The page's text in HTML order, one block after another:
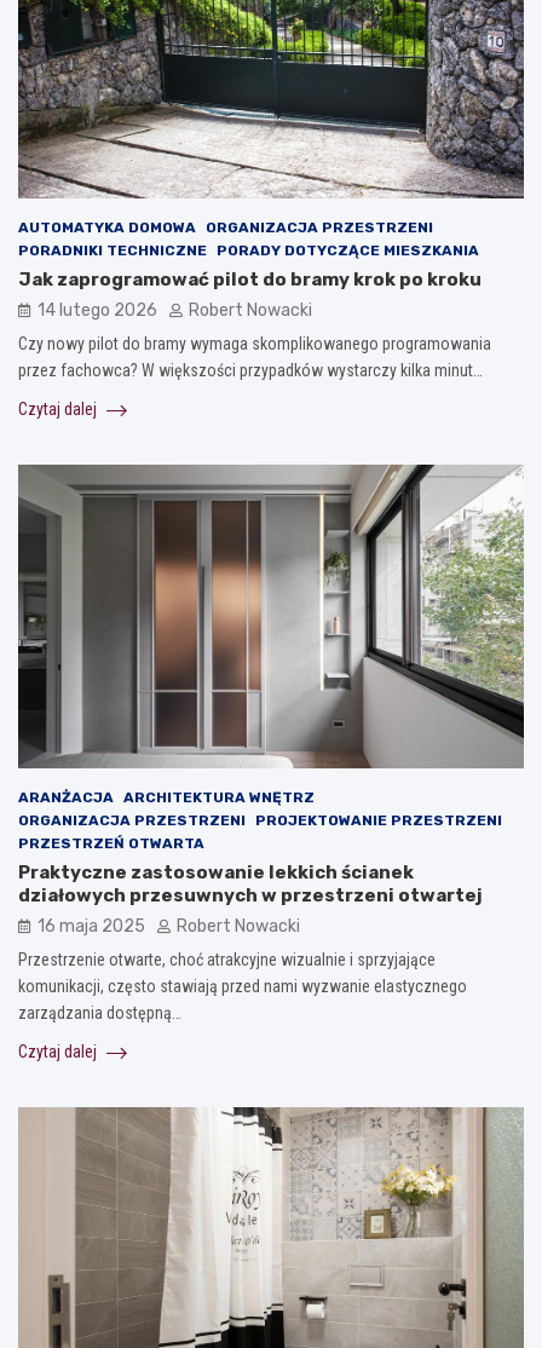
AUTOMATYKA DOMOWA
ORGANIZACJA PRZESTRZENI
PORADNIKI TECHNICZNE
PORADY DOTYCZĄCE MIESZKANIA
Jak zaprogramować pilot do bramy krok po kroku
14 lutego 2026 Robert Nowacki
Czy nowy pilot do bramy wymaga skomplikowanego programowania
przez fachowca? W większości przypadków wystarczy kilka minut…
Czytaj dalej
ARANŻACJA ARCHITEKTURA WNĘTRZ
ORGANIZACJA PRZESTRZENI
PROJEKTOWANIE PRZESTRZENI
PRZESTRZEŃ OTWARTA
Praktyczne zastosowanie lekkich ścianek
działowych przesuwnych w przestrzeni otwartej
16 maja 2025 Robert Nowacki
Przestrzenie otwarte, choć atrakcyjne wizualnie i sprzyjające
komunikacji, często stawiają przed nami wyzwanie elastycznego
zarządzania dostępną…
Czytaj dalej